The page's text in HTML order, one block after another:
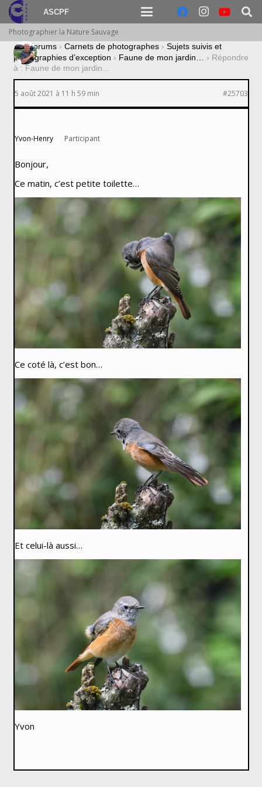
ASCPF
Photographier la Nature Sauvage
› Forums › Carnets de photographes › Sujets suivis et
photographies d’exception › Faune de mon jardin… › Répondre
à : Faune de mon jardin…
5 août 2021 à 11 h 59 min #25703
Yvon-Henry Participant
Bonjour,
Ce matin, c’est petite toilette…
Ce coté là, c’est bon…
Et celui-là aussi…
Yvon